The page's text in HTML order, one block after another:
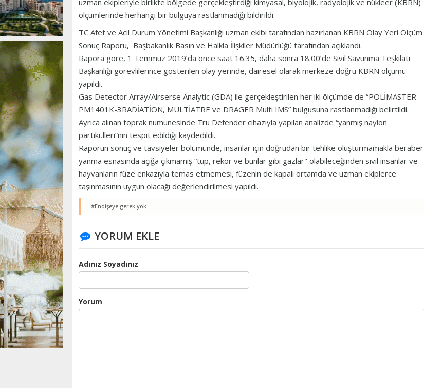
uzman ekipleriyle birlikte bölgede gerçekleştirdiği kimyasal, biyolojik, radyolojik ve nükleer (KBRN)
ölçümlerinde herhangi bir bulguya rastlanmadığı bildirildi.
TC Afet ve Acil Durum Yönetimi Başkanlığı uzman ekibi tarafından hazırlanan KBRN Olay Yeri Ölçüm
Sonuç Raporu, Başbakanlık Basın ve Halkla İlişkiler Müdürlüğü tarafından açıklandı.
Rapora göre, 1 Temmuz 2019’da önce saat 16.35, daha sonra 18.00’de Sivil Savunma Teşkilatı
Başkanlığı görevlilerince gösterilen olay yerinde, dairesel olarak merkeze doğru KBRN ölçümü
yapıldı.
Gas Detector Array/Airserse Analytic (GDA) ile gerçekleştirilen her iki ölçümde de “POLİMASTER
PM1401K-3RADİATİON, MULTİATRE ve DRAGER Multi IMS” bulgusuna rastlanmadığı belirtildi.
Ayrıca alınan toprak numunesinde Tru Defender cihazıyla yapılan analizde “yanmış naylon
partikülleri”nin tespit edildiği kaydedildi.
Raporun sonuç ve tavsiyeler bölümünde, insanlar için doğrudan bir tehlike oluşturmamakla beraber
yanma esnasında açığa çıkmamış “tüp, rekor ve bunlar gibi gazlar" olabileceğinden sivil insanlar ve
hayvanların füze enkazıyla temas etmemesi, füzenin de kapalı ortamda ve uzman ekiplerce
taşınmasının uygun olacağı değerlendirilmesi yapıldı.
#Endişeye gerek yok
YORUM EKLE
Adınız Soyadınız
Yorum